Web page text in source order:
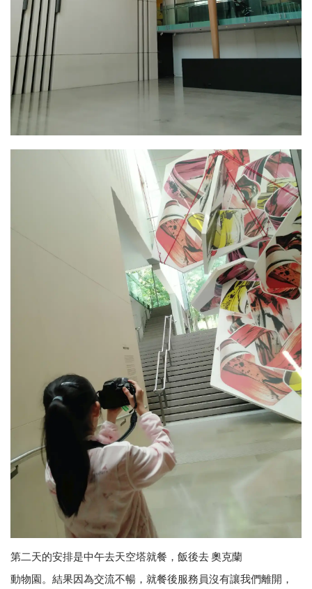
第二天的安排是中午去天空塔就餐，飯後去 奧克蘭
動物園。結果因為交流不暢，就餐後服務員沒有讓我們離開，